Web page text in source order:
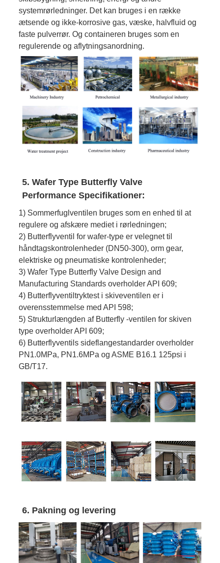
systemrørledninger. Det kan bruges i en række
ætsende og ikke-korrosive gas, væske, halvfluid og
faste pulverrør. Og containeren bruges som en
regulerende og aflytningsanordning.
5. Wafer Type Butterfly Valve
Performance Specifikationer:
1) Sommerfuglventilen bruges som en enhed til at
regulere og afskære mediet i rørledningen;
2) Butterflyventil for wafer-type er velegnet til
håndtagskontrolenheder (DN50-300), orm gear,
elektriske og pneumatiske kontrolenheder;
3) Wafer Type Butterfly Valve Design and
Manufacturing Standards overholder API 609;
4) Butterflyventiltryktest i skiveventilen er i
overensstemmelse med API 598;
5) Strukturlængden af ​​Butterfly -ventilen for skiven
type overholder API 609;
6) Butterflyventils sideflangestandarder overholder
PN1.0MPa, PN1.6MPa og ASME B16.1 125psi i
GB/T17.
6. Pakning og levering